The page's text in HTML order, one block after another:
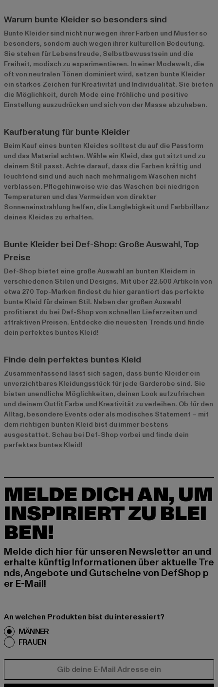
Warum bunte Kleider so besonders sind
Bunte Kleider sind nicht nur wegen ihrer Farben und Muster so
besonders, sondern auch wegen ihrer kulturellen Bedeutung.
Sie stehen für Lebensfreude, Selbstbewusstsein und die
Freiheit, modisch zu experimentieren. In einer Modewelt, die
oft von neutralen Tönen dominiert wird, setzen bunte Kleider
ein starkes Zeichen für Kreativität und Individualität. Sie bieten
die Möglichkeit, durch Mode eine fröhliche und positive
Einstellung auszudrücken und sich von der Masse abzuheben.
Kaufberatung für bunte Kleider
Beim Kauf eines bunten Kleides solltest du auf die Passform
und das Material achten. Wähle ein Kleid, das gut sitzt und zu
deinem Stil passt. Achte darauf, dass die Farben kräftig und
leuchtend sind und auch nach mehrmaligem Waschen nicht
verblassen. Pflegehinweise wie das Waschen bei niedrigen
Temperaturen und das Vermeiden von direkter
Sonneneinstrahlung helfen, die Langlebigkeit und Farbbrillanz
deines Kleides zu erhalten.
Bunte Kleider bei Def-Shop: Große Auswahl, Top
Preise
Def-Shop bietet eine große Auswahl an bunten Kleidern in
verschiedenen Stilen und Designs. Mit über 22.500 Artikeln von
etwa 270 Top-Marken findest du hier garantiert das perfekte
bunte Kleid für deinen Stil. Neben der großen Auswahl
profitierst du bei Def-Shop von schnellen Lieferzeiten und
attraktiven Preisen. Entdecke die neuesten Trends und finde
dein perfektes buntes Kleid!
Finde dein perfektes buntes Kleid
Zusammenfassend lässt sich sagen, dass bunte Kleider ein
unverzichtbares Kleidungsstück für jede Garderobe sind. Sie
bieten unendliche Möglichkeiten, deinen Look aufzufrischen
und deinem Outfit Farbe und Kreativität zu verleihen. Ob für den
Alltag, besondere Events oder als modisches Statement – mit
dem richtigen bunten Kleid bist du immer bestens
ausgestattet. Schau bei Def-Shop vorbei und finde dein
perfektes buntes Kleid!
MELDE DICH AN, UM
INSPIRIERT ZU BLEI
BEN!
Melde dich hier für unseren Newsletter an und
erhalte künftig Informationen über aktuelle Tre
nds, Angebote und Gutscheine von DefShop p
er E-Mail!
An welchen Produkten bist du interessiert?
MÄNNER
FRAUEN